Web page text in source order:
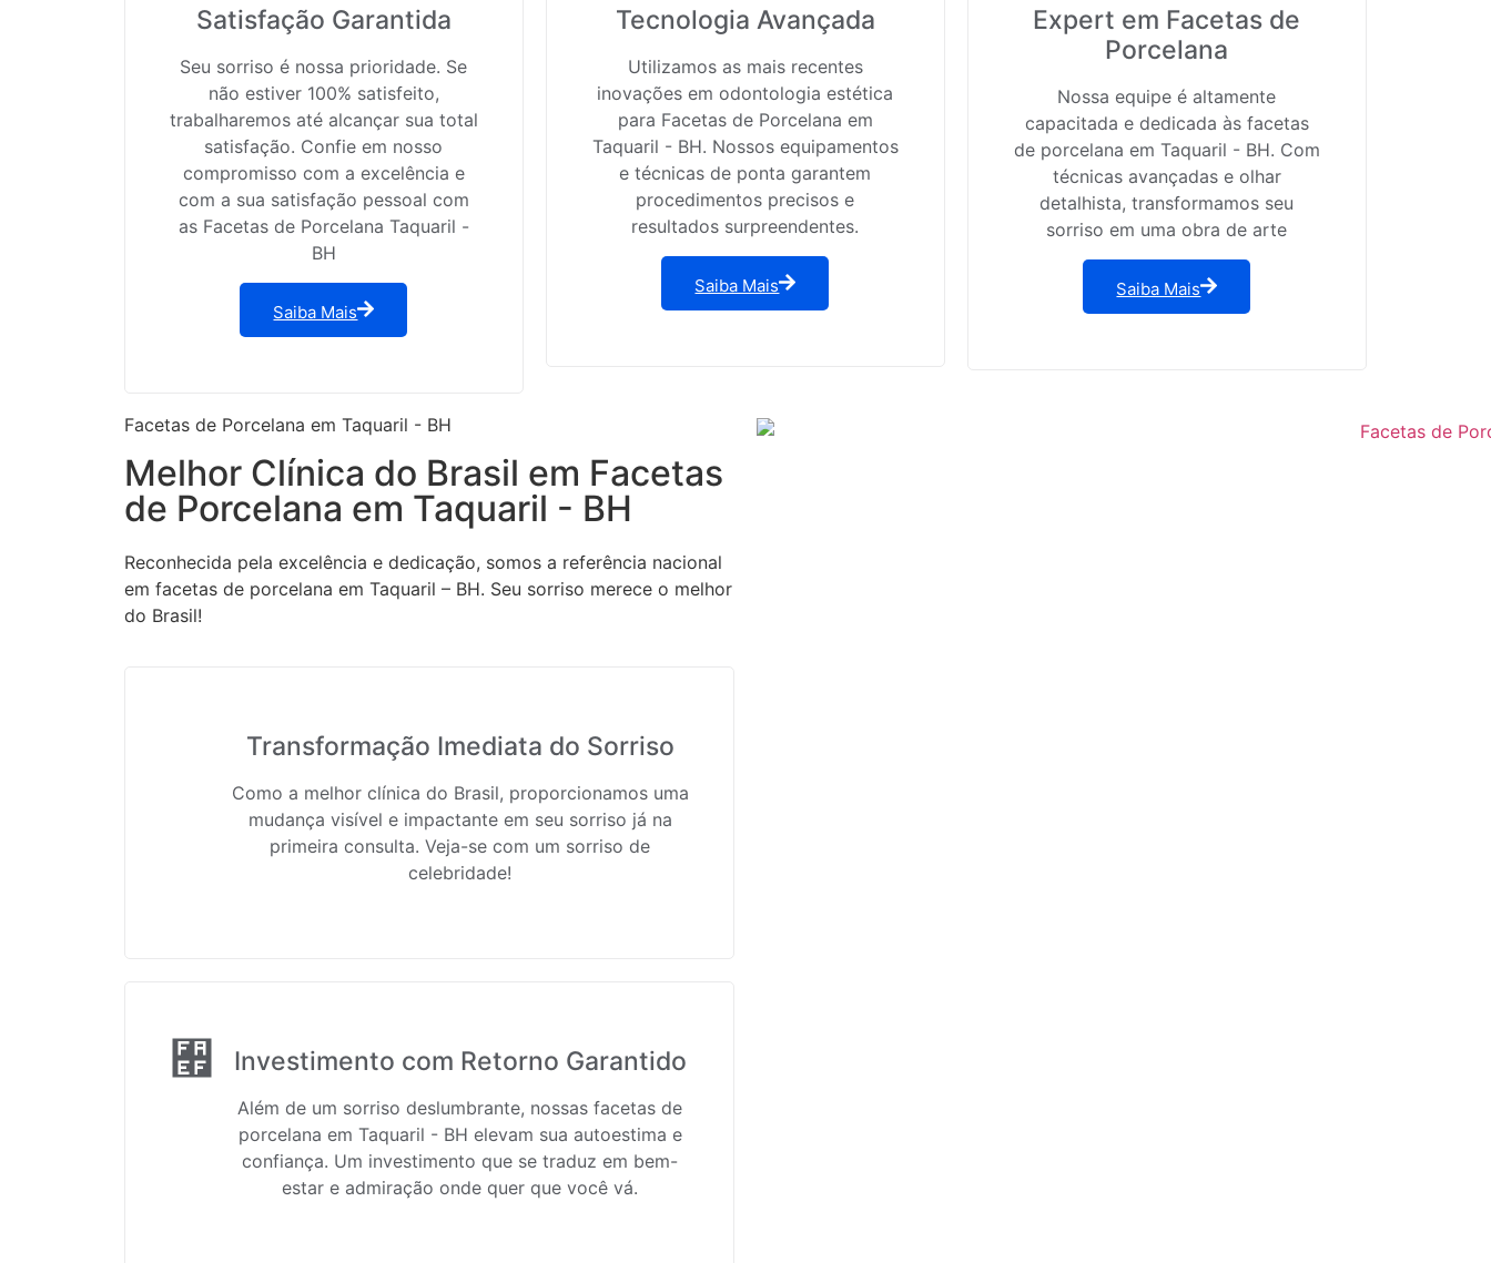
Satisfação Garantida
Seu sorriso é nossa prioridade. Se
não estiver 100% satisfeito,
trabalharemos até alcançar sua total
satisfação. Confie em nosso
compromisso com a excelência e
com a sua satisfação pessoal com
as Facetas de Porcelana Taquaril -
BH
Saiba Mais
Tecnologia Avançada
Utilizamos as mais recentes
inovações em odontologia estética
para Facetas de Porcelana em
Taquaril - BH. Nossos equipamentos
e técnicas de ponta garantem
procedimentos precisos e
resultados surpreendentes.
Saiba Mais
Expert em Facetas de
Porcelana
Nossa equipe é altamente
capacitada e dedicada às facetas
de porcelana em Taquaril - BH. Com
técnicas avançadas e olhar
detalhista, transformamos seu
sorriso em uma obra de arte
Saiba Mais
Facetas de Porcelana em Taquaril - BH
Melhor Clínica do Brasil em Facetas
de Porcelana em Taquaril - BH
Reconhecida pela excelência e dedicação, somos a referência nacional
em facetas de porcelana em Taquaril – BH. Seu sorriso merece o melhor
do Brasil!
Transformação Imediata do Sorriso
Como a melhor clínica do Brasil, proporcionamos uma
mudança visível e impactante em seu sorriso já na
primeira consulta. Veja-se com um sorriso de
celebridade!
Investimento com Retorno Garantido
Além de um sorriso deslumbrante, nossas facetas de
porcelana em Taquaril - BH elevam sua autoestima e
confiança. Um investimento que se traduz em bem-
estar e admiração onde quer que você vá.